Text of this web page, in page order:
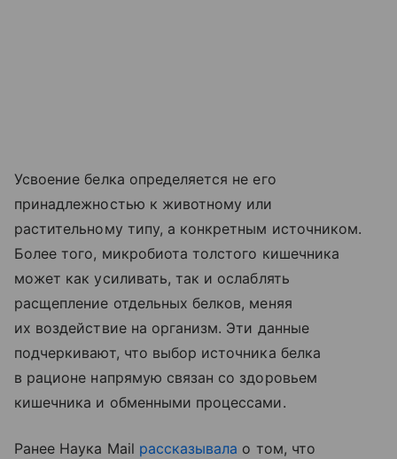
Усвоение белка определяется не его
принадлежностью к животному или
растительному типу, а конкретным источником.
Более того, микробиота толстого кишечника
может как усиливать, так и ослаблять
расщепление отдельных белков, меняя
их воздействие на организм. Эти данные
подчеркивают, что выбор источника белка
в рационе напрямую связан со здоровьем
кишечника и обменными процессами.
Ранее Наука Mail рассказывала о том, что